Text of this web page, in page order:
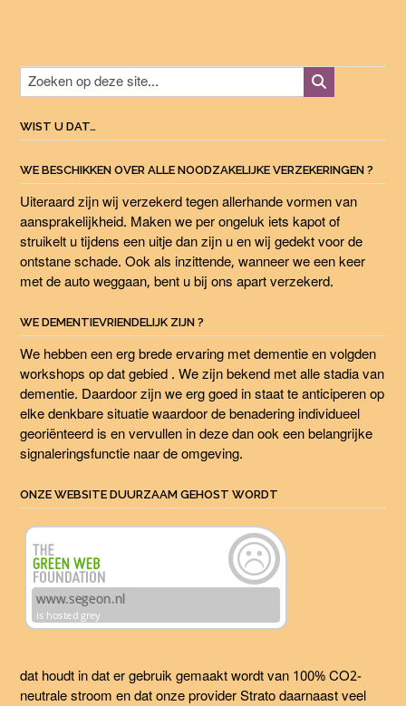
WIST U DAT…
WE BESCHIKKEN OVER ALLE NOODZAKELIJKE VERZEKERINGEN ?
Uiteraard zijn wij verzekerd tegen allerhande vormen van
aansprakelijkheid. Maken we per ongeluk iets kapot of
struikelt u tijdens een uitje dan zijn u en wij gedekt voor de
ontstane schade. Ook als inzittende, wanneer we een keer
met de auto weggaan, bent u bij ons apart verzekerd.
WE DEMENTIEVRIENDELIJK ZIJN ?
We hebben een erg brede ervaring met dementie en volgden
workshops op dat gebied . We zijn bekend met alle stadia van
dementie. Daardoor zijn we erg goed in staat te anticiperen op
elke denkbare situatie waardoor de benadering individueel
georiënteerd is en vervullen in deze dan ook een belangrijke
signaleringsfunctie naar de omgeving.
ONZE WEBSITE DUURZAAM GEHOST WORDT
dat houdt in dat er gebruik gemaakt wordt van 100% CO2-
neutrale stroom en dat onze provider Strato daarnaast veel